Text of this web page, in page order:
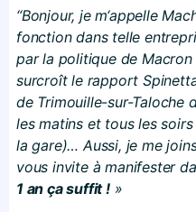
“Bonjour, je m‘appelle
fonction dans telle
par la politique de
surcroît le rapport
de Trimouille-sur-Taloche
les matins et tous les
la gare)… Aussi, je me
vous invite à manifester
1 an ça suffit !»